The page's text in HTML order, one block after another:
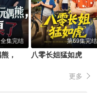
全集完结 第69集完结
八零长姐猛如虎
更多